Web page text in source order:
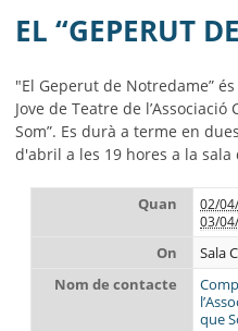
MUNICIPI
BELL-LLOC
EL “GEPERUT
"El Geperut de Notredame”
Jove de Teatre de
Som”. Es durà a terme en
d'abril a les 19 hores a la sala
Quan 02/
03/
On
Sala
Nom de contacte
que